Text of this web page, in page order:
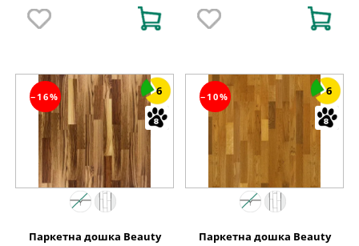
−16% 6
Паркетна дошка Beauty
−10% 6
Паркетна дошка Beauty